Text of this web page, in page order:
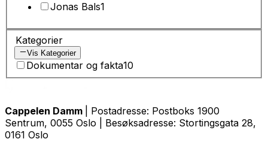
Jonas Bals1
Kategorier
Vis Kategorier
Dokumentar og fakta10
Cappelen Damm
| Postadresse: Postboks 1900
Sentrum, 0055 Oslo | Besøksadresse: Stortingsgata 28,
0161 Oslo